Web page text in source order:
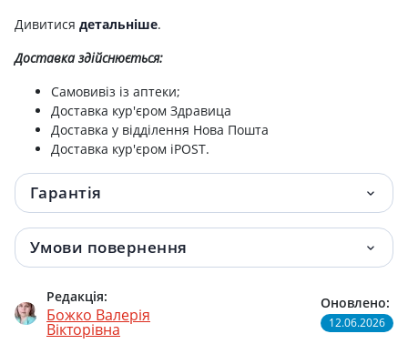
Дивитися детальніше.
Доставка здійснюється:
Самовивіз із аптеки;
Доставка кур'єром Здравица
Доставка у відділення Нова Пошта
Доставка кур'єром iPOST.
Гарантія
Умови повернення
Редакція:
Божко Валерія
Вікторівна
Оновлено:
12.06.2026